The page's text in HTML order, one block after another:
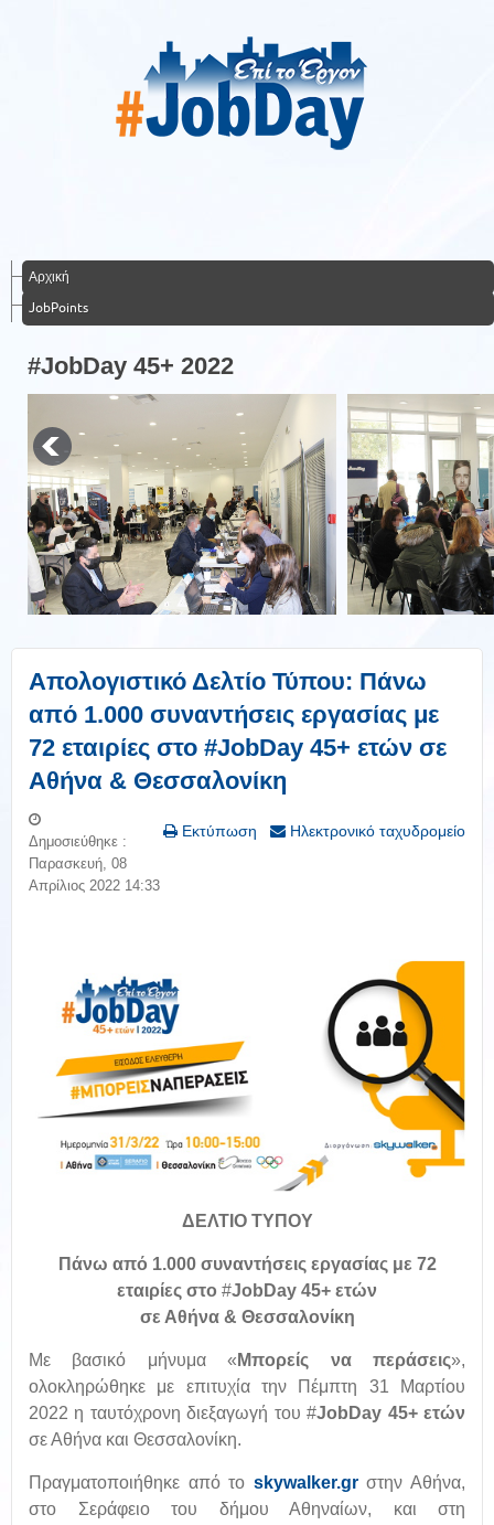
Αρχική
JobPoints
#JobDay 45+ 2022
Απολογιστικό Δελτίο Τύπου: Πάνω
από 1.000 συναντήσεις εργασίας με
72 εταιρίες στο #JobDay 45+ ετών σε
Αθήνα & Θεσσαλονίκη
Εκτύπωση Ηλεκτρονικό ταχυδρομείο
Δημοσιεύθηκε :
Παρασκευή, 08
Απρίλιος 2022 14:33
ΔΕΛΤΙΟ ΤΥΠΟΥ
Πάνω από 1.000 συναντήσεις εργασίας με 72
εταιρίες στο #JobDay 45+ ετών
σε Αθήνα & Θεσσαλονίκη
Με βασικό μήνυμα « Μπορείς να περάσεις»,
ολοκληρώθηκε με επιτυχία την Πέμπτη 31 Μαρτίου
2022 η ταυτόχρονη διεξαγωγή του #JobDay 45+ ετών
σε Αθήνα και Θεσσαλονίκη.
Πραγματοποιήθηκε από το skywalker.grστην Αθήνα,
στο Σεράφειο του δήμου Αθηναίων, και στη